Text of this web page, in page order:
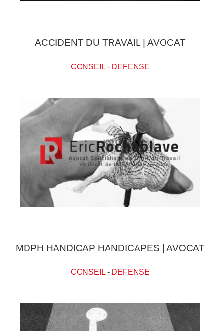
ACCIDENT DU TRAVAIL | AVOCAT
CONSEIL- DEFENSE
MDPH HANDICAP HANDICAPES | AVOCAT
CONSEIL- DEFENSE